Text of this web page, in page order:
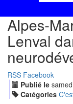
Alpes-
Lenval
RSS Facebook
Publié le
Catégories